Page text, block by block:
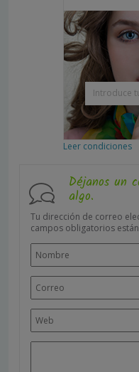
Leer condiciones
Déjanos un
algo.
Tu dirección de correo
campos obligatorios